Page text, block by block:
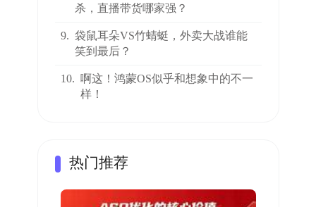
杀，直播带货哪家强？
9. 袋鼠耳朵VS竹蜻蜓，外卖大战谁能
笑到最后？
10. 啊这！鸿蒙OS似乎和想象中的不一
样！
热门推荐